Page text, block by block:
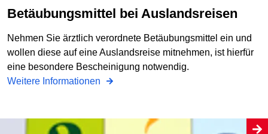
Betäubungsmittel bei Auslandsreisen
Nehmen Sie ärztlich verordnete Betäubungsmittel ein und
wollen diese auf eine Auslandsreise mitnehmen, ist hierfür
eine besondere Bescheinigung notwendig.
Weitere Informationen